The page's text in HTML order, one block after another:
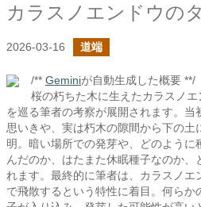
2026-03-16 道端
/** Geminiが自動生成した概要 **/
桜の朽ちた木に生えたカラスノ
を巡る筆者の考察が展開されます。当
思いきや、実は朽木の隙間から下の土
明。暗い場所での発芽や、どのように
んだのか、はたまた休眠種子なのか、
れます。最終的に筆者は、カラスノエ
で飛散するという特性に着目。何ら